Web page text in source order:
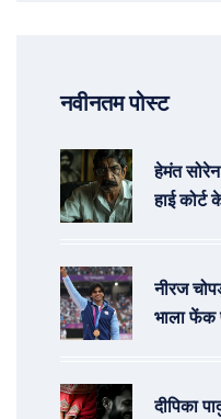
नवीनतम पोस्ट
हेमंत
हाई
नीरज
भाला
दीपिका